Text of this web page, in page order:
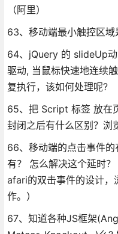
（阿里）
63、移动端最小触控区域
64、jQuery 的 slideUp
驱动, 当鼠标快速地连续
复执行，该如何处理呢?
65、把 Script 标签 放在
封闭之后有什么区别？浏
66、移动端的点击事件
有？ 怎么解决这个延时
afari的双击事件的设计，
作。）
67、知道各种JS框架